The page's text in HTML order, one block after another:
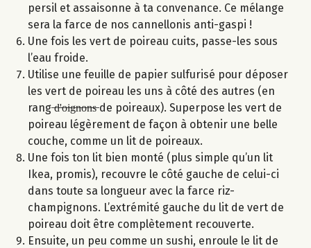
persil et assaisonne à ta convenance. Ce mélange
sera la farce de nos cannellonis anti-gaspi !
Une fois les vert de poireau cuits, passe-les sous
l’eau froide.
Utilise une feuille de papier sulfurisé pour déposer
les vert de poireau les uns à côté des autres (en
rang ̶d̶'̶o̶i̶g̶n̶o̶n̶s̶ de poireaux). Superpose les vert de
poireau légèrement de façon à obtenir une belle
couche, comme un lit de poireaux.
Une fois ton lit bien monté (plus simple qu’un lit
Ikea, promis), recouvre le côté gauche de celui-ci
dans toute sa longueur avec la farce riz-
champignons. L’extrémité gauche du lit de vert de
poireau doit être complètement recouverte.
Ensuite, un peu comme un sushi, enroule le lit de